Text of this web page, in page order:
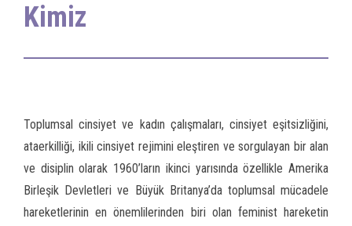
Kimiz
Toplumsal cinsiyet ve kadın çalışmaları, cinsiyet eşitsizliğini,
ataerkilliği, ikili cinsiyet rejimini eleştiren ve sorgulayan bir alan
ve disiplin olarak 1960’ların ikinci yarısında özellikle Amerika
Birleşik Devletleri ve Büyük Britanya’da toplumsal mücadele
hareketlerinin en önemlilerinden biri olan feminist hareketin